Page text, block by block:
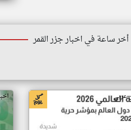
أخر ساعة في اخبار جزر القمر
عربي